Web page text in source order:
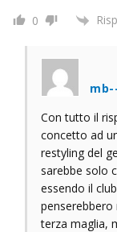
0
Con tutto il
concetto ad
restyling del
sarebbe solo
essendo il
terza maglia,